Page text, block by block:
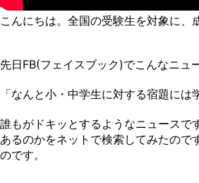
こんにちは。全国の受験生を対象に、
先日FB(フェイスブック)でこんなニュ
「なんと小・中学生に対する宿題には
誰もがドキッとするようなニュースで
あるのかをネットで検索してみたの
のです。